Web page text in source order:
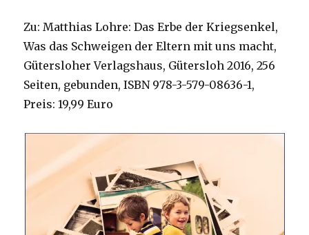
Zu: Matthias Lohre: Das Erbe der Kriegsenkel,
Was das Schweigen der Eltern mit uns macht,
Gütersloher Verlagshaus, Gütersloh 2016, 256
Seiten, gebunden, ISBN 978-3-579-08636-1,
Preis: 19,99 Euro